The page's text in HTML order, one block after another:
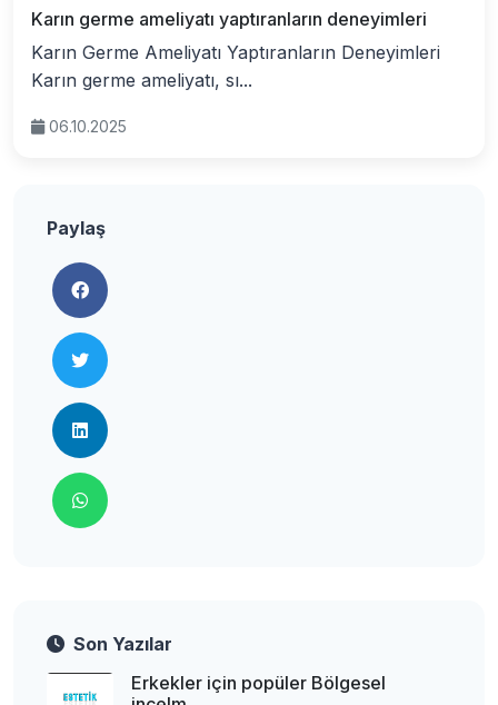
Karın germe ameliyatı yaptıranların deneyimleri
Karın Germe Ameliyatı Yaptıranların Deneyimleri
Karın germe ameliyatı, sı...
06.10.2025
Paylaş
Son Yazılar
Erkekler için popüler Bölgesel